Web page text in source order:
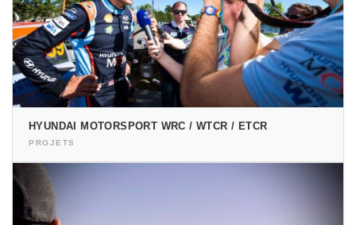
HYUNDAI MOTORSPORT WRC / WTCR / ETCR
PROJETS